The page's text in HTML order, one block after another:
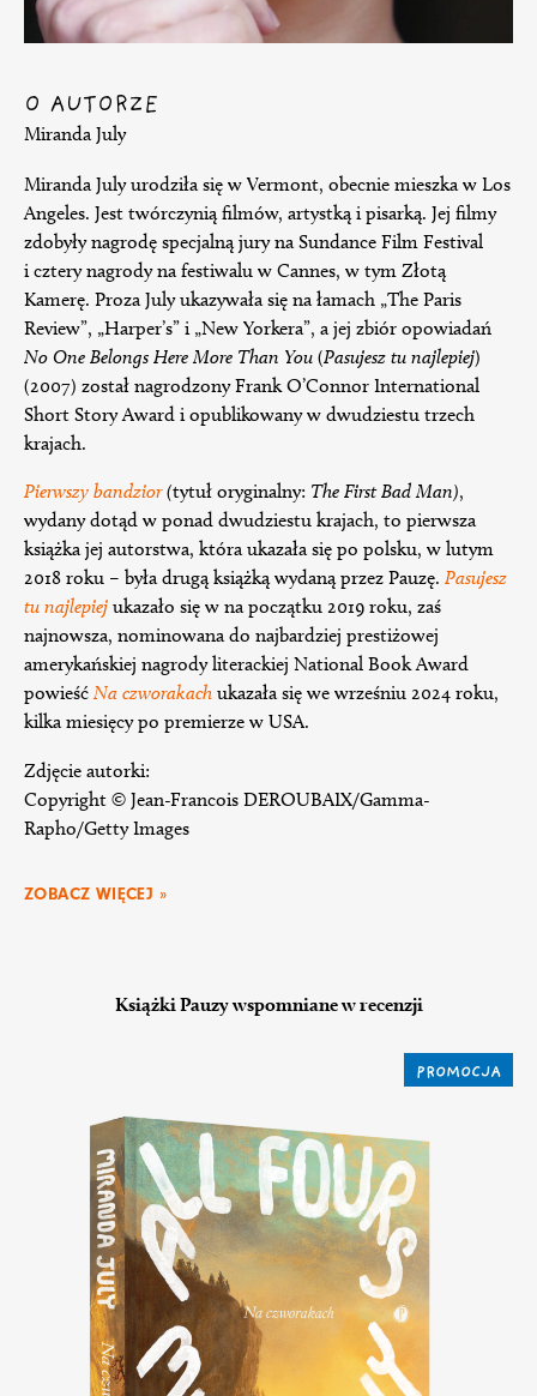
O AUTORZE
Miranda July
Miranda July urodziła się w Vermont, obecnie mieszka w Los
Angeles. Jest twórczynią filmów, artystką i pisarką. Jej filmy
zdobyły nagrodę specjalną jury na Sundance Film Festival
i cztery nagrody na festiwalu w Cannes, w tym Złotą
Kamerę. Proza July ukazywała się na łamach „The Paris
Review”, „Harper’s” i „New Yorkera”, a jej zbiór opowiadań
No One Belongs Here More Than You (Pasujesz tu najlepiej)
(2007) został nagrodzony Frank O’Connor International
Short Story Award i opublikowany w dwudziestu trzech
krajach.
Pierwszy bandzior(tytuł oryginalny: The First Bad Man),
wydany dotąd w ponad dwudziestu krajach, to pierwsza
książka jej autorstwa, która ukazała się po polsku, w lutym
2018 roku – była drugą książką wydaną przez Pauzę. Pasujesz
tu najlepiej ukazało się w na początku 2019 roku, zaś
najnowsza, nominowana do najbardziej prestiżowej
amerykańskiej nagrody literackiej National Book Award
powieść Na czworakach ukazała się we wrześniu 2024 roku,
kilka miesięcy po premierze w USA.
Zdjęcie autorki:
Copyright © Jean-Francois DEROUBAIX/Gamma-
Rapho/Getty Images
ZOBACZ WIĘCEJ »
Książki Pauzy wspomniane w recenzji
PROMOCJA